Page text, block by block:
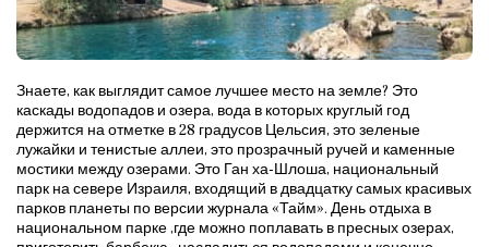
Знаете, как выглядит самое лучшее место на земле? Это
каскады водопадов и озера, вода в которых круглый год
держится на отметке в 28 градусов Цельсия, это зеленые
лужайки и тенистые аллеи, это прозрачный ручей и каменные
мостики между озерами. Это Ган ха-Шлоша, национальный
парк на севере Израиля, входящий в двадцатку самых красивых
парков планеты по версии журнала «Тайм». День отдыха в
национальном парке ,где можно поплавать в пресных озерах,